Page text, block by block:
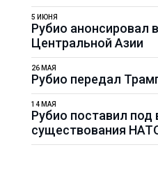
Рубио анонсировал
Центральной Азии
5 ИЮНЯ
Рубио передал
26 МАЯ
Рубио поставил
существования
14 МАЯ